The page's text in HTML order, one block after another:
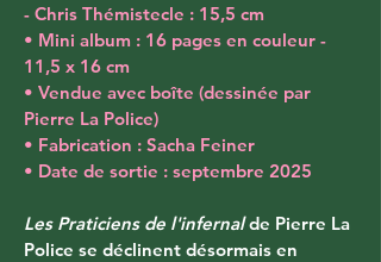
- Chris Thémistecle : 15,5 cm
• Mini album : 16 pages en couleur -
11,5 x 16 cm
• Vendue avec boîte (dessinée par
Pierre La Police)
• Fabrication : Sacha Feiner
• Date de sortie : septembre 2025
Les Praticiens de l'infernal de Pierre La
Police se déclinent désormais en